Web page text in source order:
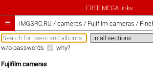
FREE MEGA links
 iMGSRC.RU / cameras / Fujifilm cameras /
w/o passwords why?
Fujifilm cameras